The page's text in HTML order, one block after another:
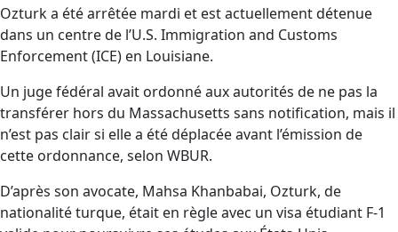
Ozturk a été arrêtée mardi et est actuellement détenue
dans un centre de l’U.S. Immigration and Customs
Enforcement (ICE) en Louisiane.
Un juge fédéral avait ordonné aux autorités de ne pas la
transférer hors du Massachusetts sans notification, mais il
n’est pas clair si elle a été déplacée avant l’émission de
cette ordonnance, selon WBUR.
D’après son avocate, Mahsa Khanbabai, Ozturk, de
nationalité turque, était en règle avec un visa étudiant F-1